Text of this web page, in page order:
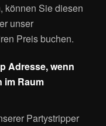
können Sie diesen
unser
Preis buchen.
Adresse, wenn
im Raum
Partystripper